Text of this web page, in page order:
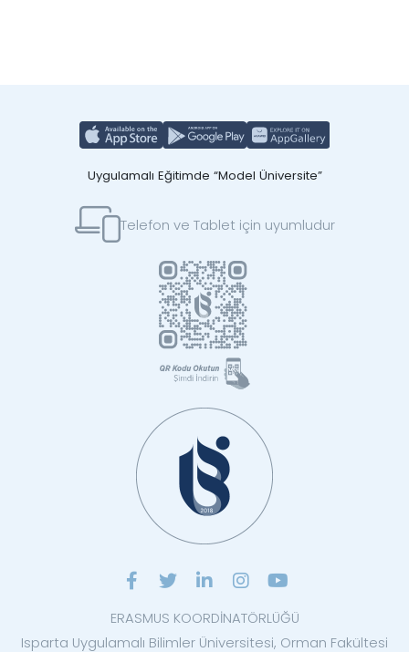
Uygulamalı Eğitimde “Model Üniversite”
Telefon ve Tablet için uyumludur
ERASMUS KOORDİNATÖRLÜĞÜ
Isparta Uygulamalı Bilimler Üniversitesi, Orman Fakültesi